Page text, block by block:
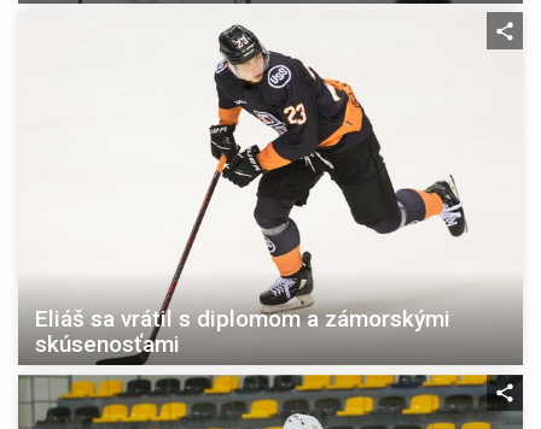
Eliáš sa vrátil s diplomom a zámorskými
skúsenosťami